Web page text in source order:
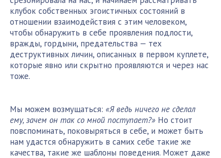
клубок собственных эгоистичных состояний в
отношении взаимодействия с этим человеком,
чтобы обнаружить в себе проявления подлости,
вражды, гордыни, предательства — тех
деструктивных личин, описанных в первом куплете,
которые явно или скрытно проявляются и через нас
тоже.
Мы можем возмущаться: «Я ведь ничего не сделал
ему, зачем он так со мной поступает?» Но стоит
повспоминать, поковыряться в себе, и может быть
нам удастся обнаружить в самих себе такие же
качества, такие же шаблоны поведения. Может даже